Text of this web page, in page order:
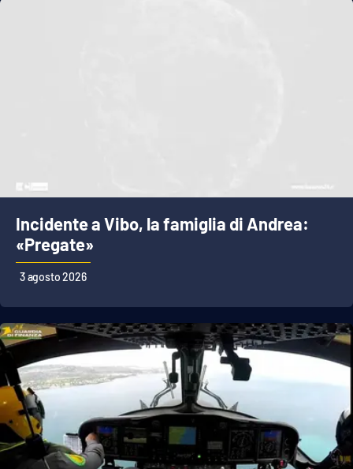
Incidente a Vibo, la famiglia di Andrea:
«Pregate»
3 agosto 2026